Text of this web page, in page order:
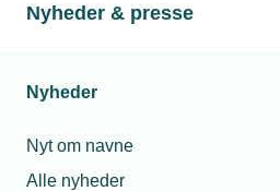
Nyheder & presse
Nyheder
Nyt om navne
Alle nyheder